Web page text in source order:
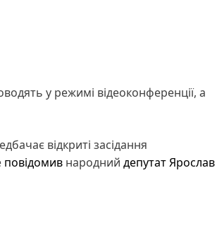
у режимі відеоконференції, а
відкриті засідання
повідомив народний депутатЯрослав